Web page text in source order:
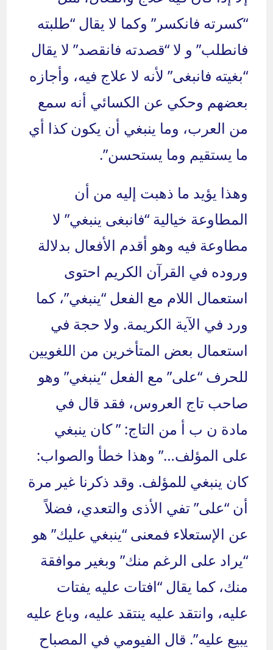
“كسرته فانكسر” وكما لا يقال “طلبته
فانطلب” و لا “قصدته فانقصد” لا يقال
“بغيته فانبغى” لأنه لا علاج فيه، وأجازه
بعضهم وحكي عن الكسائي أنه سمع
من العرب، وما ينبغي أن يكون كذا أي
ما يستقيم وما يستحسن”.
وهذا يؤيد ما ذهبت إليه من أن
المطاوعة خيالية “فانبغى ينبغي” لا
مطاوعة فيه وهو أقدم الأفعال بدلالة
وروده في القرآن الكريم احتوى
استعمال اللام مع الفعل “ينبغي”، كما
ورد في الآية الكريمة. ولا حجة في
استعمال بعض المتأخرين من اللغويين
للحرف “على” مع الفعل “ينبغي” وهو
صاحب تاج العروس، فقد قال في
مادة ن ب أ من التاج: ” كان ينبغي
على المؤلف…” وهذا خطأ والصواب:
كان ينبغي للمؤلف. وقد ذكرنا غير مرة
أن “على” تفي الأذى والتعدي، فضلاً
عن الإستعلاء فمعنى “ينبغي عليك” هو
“يراد على الرغم منك” وبغير موافقة
منك، كما يقال “افتات عليه يفتات
عليه، وانتقد عليه ينتقد عليه، وباع عليه
يبيع عليه”. قال الفيومي في المصباح